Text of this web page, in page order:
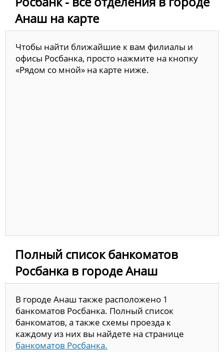
Анаш на карте
Чтобы найти ближайшие к вам филиалы и
офисы Росбанка, просто нажмите на кнопку
«Рядом со мной» на карте ниже.
Полный список банкоматов
Росбанка в городе Анаш
В городе Анаш также расположено 1
банкоматов Росбанка. Полный список
банкоматов, а также схемы проезда к
каждому из них вы найдете на странице
банкоматов Росбанка.